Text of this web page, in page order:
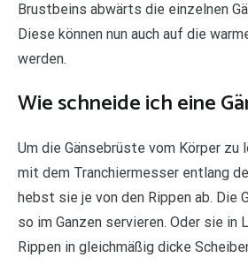
Brustbeins abwärts die einzelnen
Diese können nun auch auf die
werden.
Wie schneide ich eine
Um die Gänsebrüste vom Körper zu
mit dem Tranchiermesser entlang
hebst sie je von den Rippen ab. Die
so im Ganzen servieren. Oder sie in
Rippen in gleichmäßig dicke